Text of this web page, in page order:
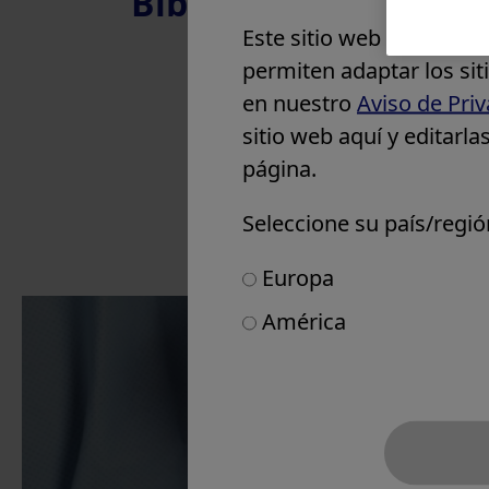
Eslovenia
Reino Unido e Irlanda
Otros países de Europa
Oriente Medio
Este sitio web utiliza
permiten adaptar los
en nuestro Aviso de
sitio web aquí y
página.
Seleccione su país/
Europa
América